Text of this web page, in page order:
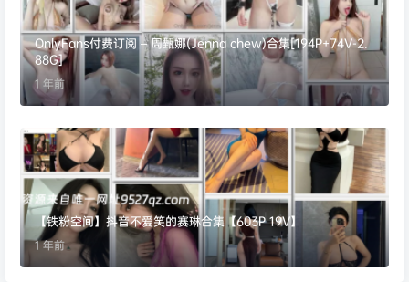
OnlyFans付费订阅 – 周甄娜(Jenna chew)合集[194P+74V-2.
88G]
1 年前
【铁粉空间】抖音不爱笑的赛琳合集【603P 19V】
1 年前